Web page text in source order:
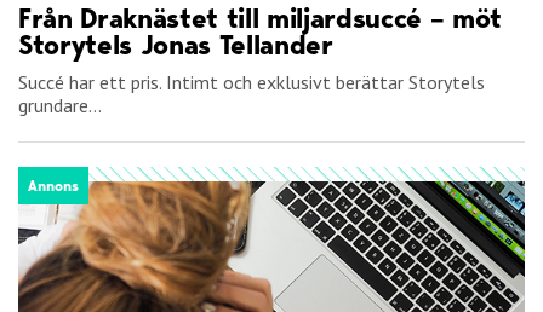
Från Draknästet till miljardsuccé – möt
Storytels Jonas Tellander
Succé har ett pris. Intimt och exklusivt berättar Storytels
grundare...
Annons